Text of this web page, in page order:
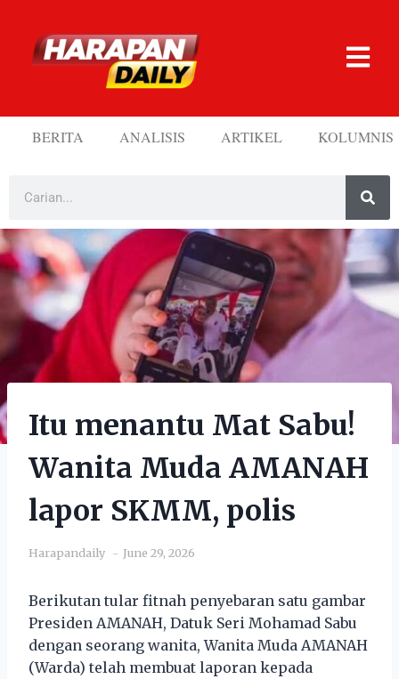
BERITA ANALISIS ARTIKEL KOLUMNIS
Itu menantu Mat Sabu!
Wanita Muda AMANAH
lapor SKMM, polis
Harapandaily June 29, 2026
Berikutan tular fitnah penyebaran satu gambar
Presiden AMANAH, Datuk Seri Mohamad Sabu
dengan seorang wanita, Wanita Muda AMANAH
(Warda) telah membuat laporan kepada